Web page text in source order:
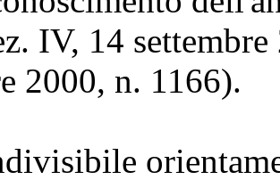
IV, 14
2000, n. 1166).